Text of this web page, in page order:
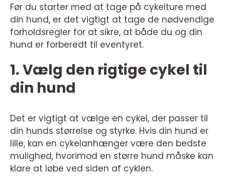
Før du starter med at tage på cykelture med
din hund, er det vigtigt at tage de nødvendige
forholdsregler for at sikre, at både du og din
hund er forberedt til eventyret.
1. Vælg den rigtige cykel til
din hund
Det er vigtigt at vælge en cykel, der passer til
din hunds størrelse og styrke. Hvis din hund er
lille, kan en cykelanhænger være den bedste
mulighed, hvorimod en større hund måske kan
klare at løbe ved siden af cyklen.